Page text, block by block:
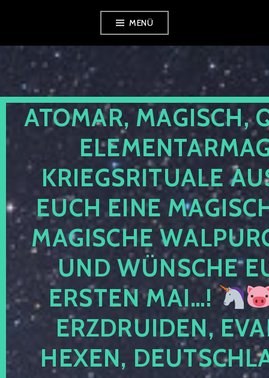
springen
MENÜ
ATOMAR, MAGISCH,
KRIEGSRITUALE
EUCH EINE
MAGISCHE
UND WÜNSCHE
ERSTEN MAI…!
ERZDRUIDEN,
HEXEN,